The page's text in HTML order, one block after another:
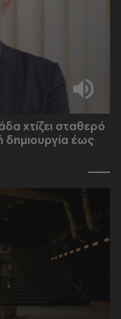
χτίζει σταθερό
δημιουργία έως